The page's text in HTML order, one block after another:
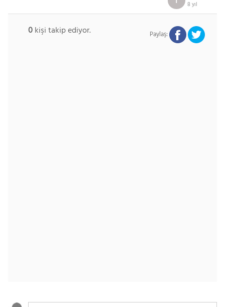
8 yıl
0kişi takip ediyor. Paylaş: